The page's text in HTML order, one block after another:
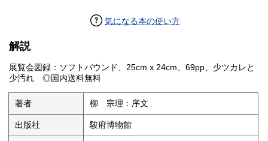
気になる本の使い方
解説
展覧会図録：ソフトバウンド、25cm x 24cm、69pp、少ツカレと
少汚れ ◎国内送料無料
著者 柳 宗理：序文
出版社 駿府博物館